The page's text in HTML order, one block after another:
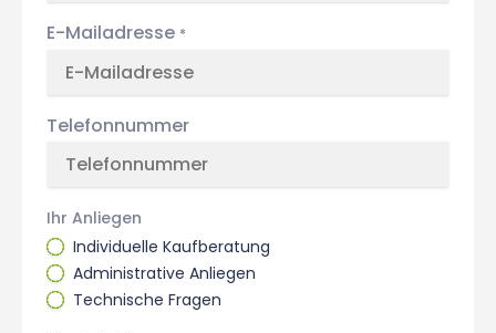
E-Mailadresse *
Telefonnummer
Ihr Anliegen
Individuelle Kaufberatung
Administrative Anliegen
Technische Fragen